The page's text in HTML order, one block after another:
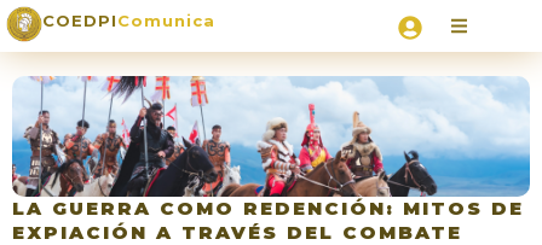
COEDPIComunica
LA GUERRA COMO REDENCIÓN: MITOS DE
EXPIACIÓN A TRAVÉS DEL COMBATE